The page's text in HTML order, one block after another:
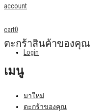
account
Login
cart0
ตะกร้าสินค้าของคุณ
เมนู
มาใหม่
ตะกร้าของคุณ